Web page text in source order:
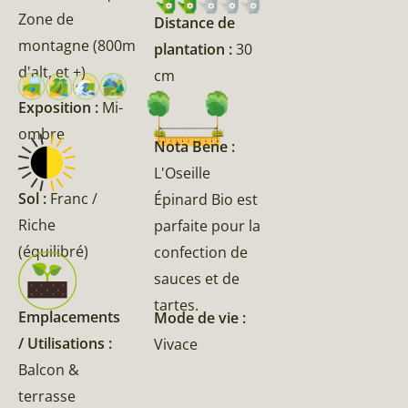
Zone de
montagne (800m
d'alt, et +)
Exposition : Mi-
ombre
Sol : Franc /
Riche
(équilibré)
Emplacements
/ Utilisations :
Balcon &
terrasse
Distance de
plantation :30
cm
Nota Bene :
L'Oseille
Épinard Bio est
parfaite pour la
confection de
sauces et de
tartes.
Mode de vie :
Vivace